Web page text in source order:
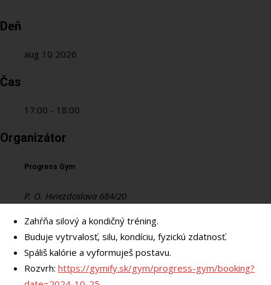
Deň
aug 10 2026
Čas
17:00 - 18:00
Organizátor
Progress Gym
P. O. Hviezdoslava 684/20
Zahŕňa silový a kondičný tréning.
Buduje vytrvalosť, silu, kondíciu, fyzickú zdatnosť.
Spáliš kalórie a vyformuješ postavu.
Rozvrh: https://gymify.sk/gym/progress-gym/booking?